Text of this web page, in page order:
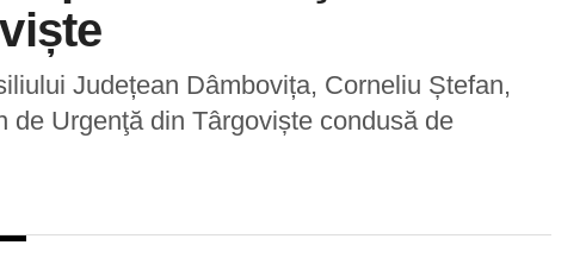
Județean Dâmbovița, Corneliu Ștefan,
Urgenţă din Târgoviște condusă de